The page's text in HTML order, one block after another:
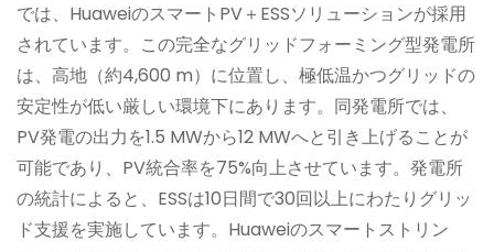
では、HuaweiのスマートPV＋ESSソリューションが採用
されています。この完全なグリッドフォーミング型発電所
は、高地（約4,600 m）に位置し、極低温かつグリッドの
安定性が低い厳しい環境下にあります。同発電所では、
PV発電の出力を1.5 MWから12 MWへと引き上げることが
可能であり、PV統合率を75%向上させています。発電所
の統計によると、ESSは10日間で30回以上にわたりグリッ
ド支援を実施しています。Huaweiのスマートストリン